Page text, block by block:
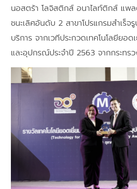
นอสตร้า โลจิสติกส์ อนาไลท์ติกส์ แพ
ชนะเลิศอันดับ 2 สาขาโปรแกรมสําเร็จ
บริการ จากเวทีประกวดเทคโนโลยียอ
และอุปกรณ์ประจําปี 2563 จากกระทร